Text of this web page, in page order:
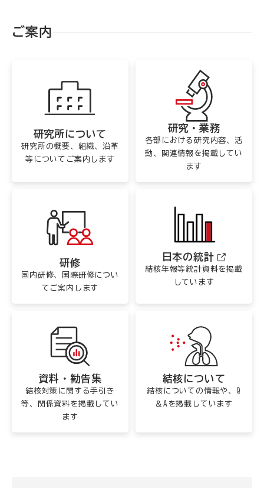
ご案内
研究所について
研究所の概要、組織、沿革
等についてご案内します
研究・業務
各部における研究内容、活
動、関連情報を掲載してい
ます
研修
国内研修、国際研修につい
てご案内します
日本の統計
結核年報等統計資料を掲載
しています
資料・勧告集
結核対策に関する手引き
等、関係資料を掲載してい
ます
結核について
結核についての情報や、Q
＆Aを掲載しています